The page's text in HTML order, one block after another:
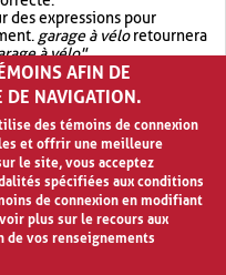
des expressions pour
garage à véloretournera
à vélo".
avec OR.garage OR vélo
quegarage à vélo
AFIN DE
DE NAVIGATION.
des témoins de connexion
et offrir une meilleure
le site, vous acceptez
spécifiées aux conditions
de connexion en modifiant
plus sur le recours aux
de vos renseignements